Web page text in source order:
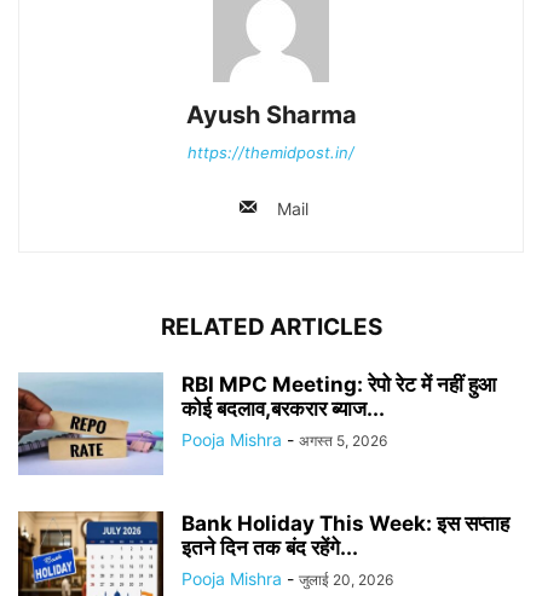
Ayush Sharma
https://themidpost.in/
Mail
RELATED ARTICLES
RBI MPC Meeting: रेपो रेट में नहीं हुआ
कोई बदलाव,बरकरार ब्याज...
Pooja Mishra - अगस्त 5, 2026
Bank Holiday This Week: इस सप्ताह
इतने दिन तक बंद रहेंगे...
Pooja Mishra - जुलाई 20, 2026